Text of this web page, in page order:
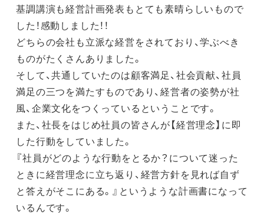
基調講演も経営計画発表もとても素晴らしいもので
した！感動しました！！
どちらの会社も立派な経営をされており、学ぶべき
ものがたくさんありました。
そして、共通していたのは顧客満足、社会貢献、社員
満足の三つを満たすものであり、経営者の姿勢が社
風、企業文化をつくっているということです。
また、社長をはじめ社員の皆さんが【経営理念】に即
した行動をしていました。
『社員がどのような行動をとるか？について迷った
ときに経営理念に立ち返り、経営方針を見れば自ず
と答えがそこにある。』 というような計画書になって
いるんです。